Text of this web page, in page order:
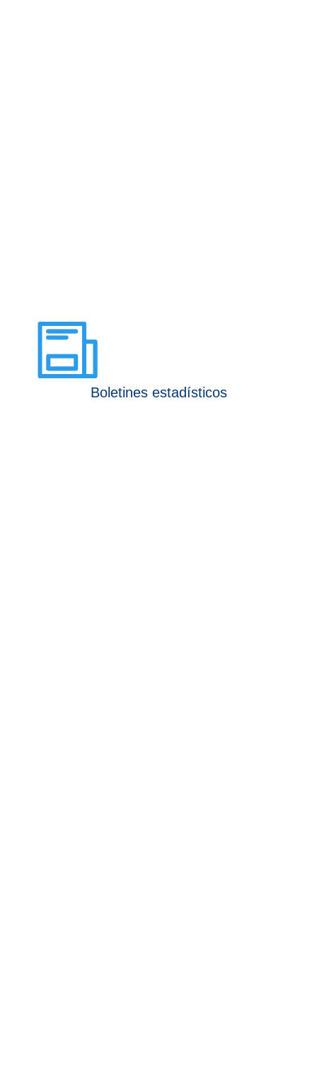
Boletines estadísticos